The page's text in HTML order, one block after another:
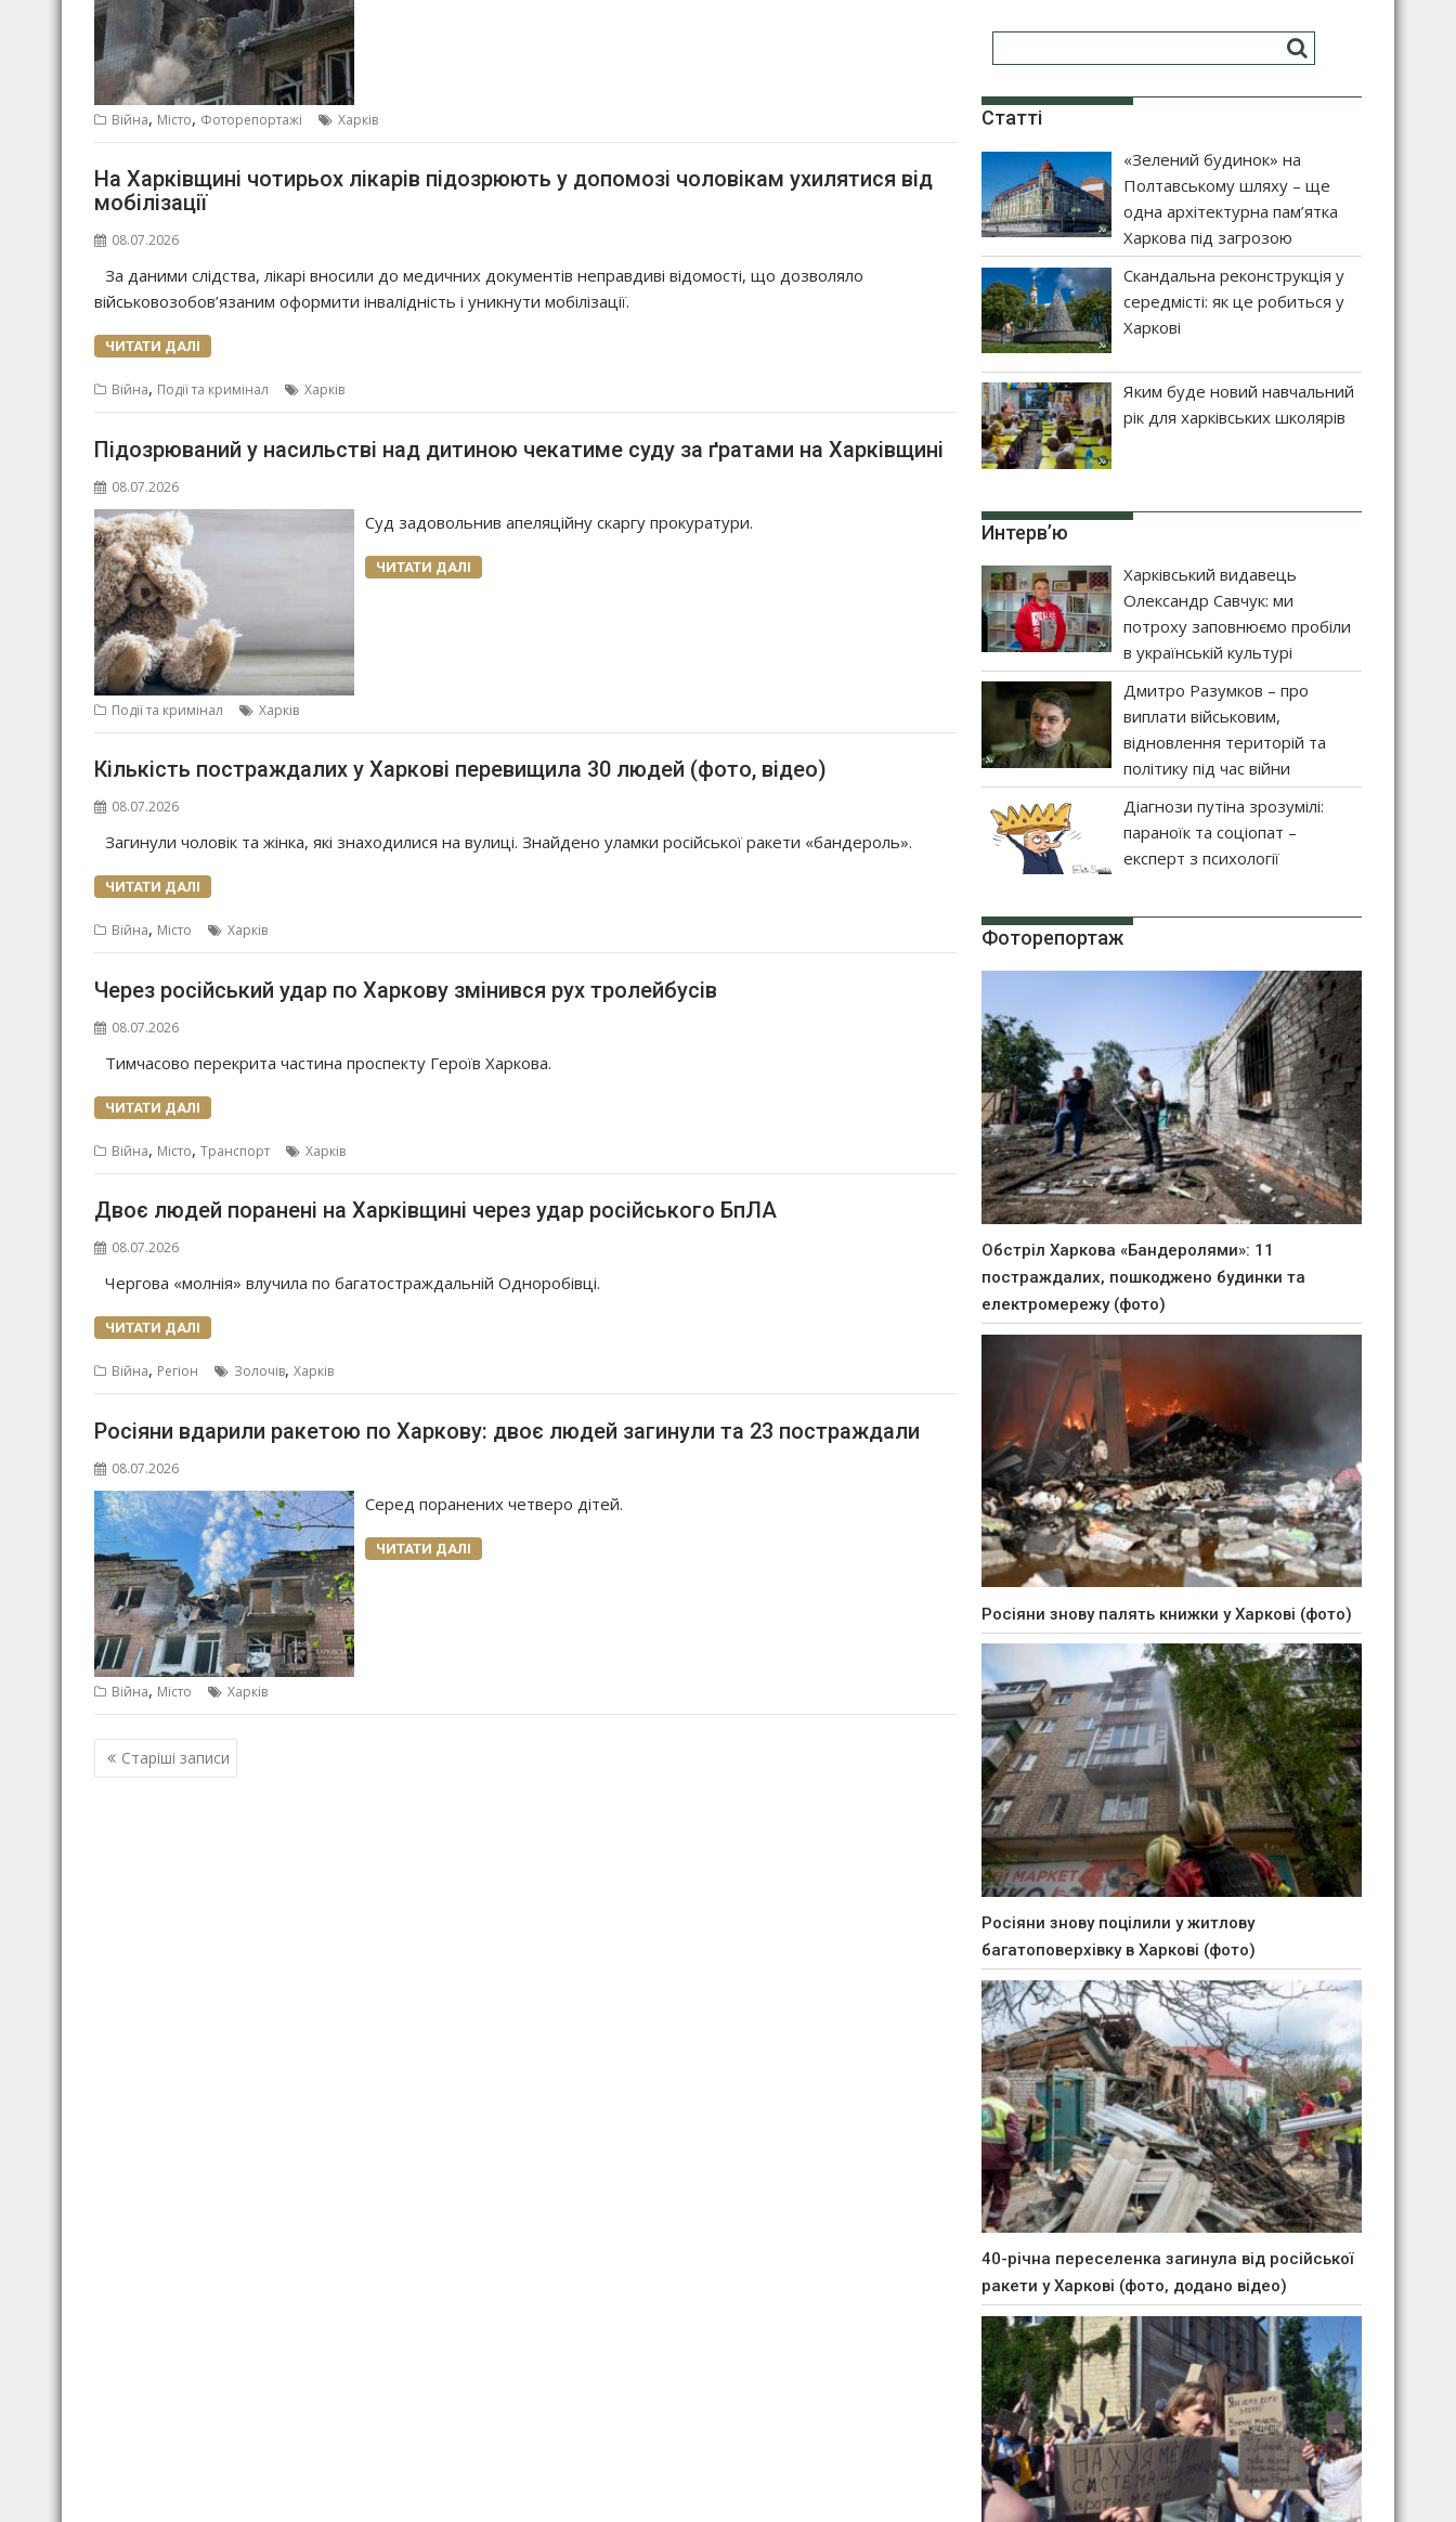
Війна, Місто, Фоторепортажі Харків
На Харківщині чотирьох лікарів підозрюють у допомозі чоловікам ухилятися від
мобілізації
08.07.2026
За даними слідства, лікарі вносили до медичних документів неправдиві відомості, що дозволяло
військовозобов’язаним оформити інвалідність і уникнути мобілізації.
ЧИТАТИ ДАЛІ
Війна, Події та кримінал Харків
Підозрюваний у насильстві над дитиною чекатиме суду за ґратами на Харківщині
08.07.2026
Суд задовольнив апеляційну скаргу прокуратури.
ЧИТАТИ ДАЛІ
Події та кримінал Харків
Кількість постраждалих у Харкові перевищила 30 людей (фото, відео)
08.07.2026
Загинули чоловік та жінка, які знаходилися на вулиці. Знайдено уламки російської ракети «бандероль».
ЧИТАТИ ДАЛІ
Війна, Місто Харків
Через російський удар по Харкову змінився рух тролейбусів
08.07.2026
Тимчасово перекрита частина проспекту Героїв Харкова.
ЧИТАТИ ДАЛІ
Війна, Місто, Транспорт Харків
Двоє людей поранені на Харківщині через удар російського БпЛА
08.07.2026
Чергова «молнія» влучила по багатостраждальній Одноробівці.
ЧИТАТИ ДАЛІ
Війна, Регіон Золочів, Харків
Росіяни вдарили ракетою по Харкову: двоє людей загинули та 23 постраждали
08.07.2026
Серед поранених четверо дітей.
ЧИТАТИ ДАЛІ
Війна, Місто Харків
Н
а
Старіші записи
Статті
«Зелений будинок» на
Полтавському шляху – ще
одна архітектурна пам’ятка
Харкова під загрозою
Скандальна реконструкція у
середмісті: як це робиться у
Харкові
Яким буде новий навчальний
рік для харківських школярів
Интерв’ю
Харківський видавець
Олександр Савчук: ми
потроху заповнюємо пробіли
в українській культурі
Дмитро Разумков – про
виплати військовим,
відновлення територій та
політику під час війни
Діагнози путіна зрозумілі:
параноїк та соціопат –
експерт з психології
Фоторепортаж
Обстріл Харкова «Бандеролями»: 11
постраждалих, пошкоджено будинки та
електромережу (фото)
Росіяни знову палять книжки у Харкові (фото)
Росіяни знову поцілили у житлову
багатоповерхівку в Харкові (фото)
40-річна переселенка загинула від російської
ракети у Харкові (фото, додано відео)